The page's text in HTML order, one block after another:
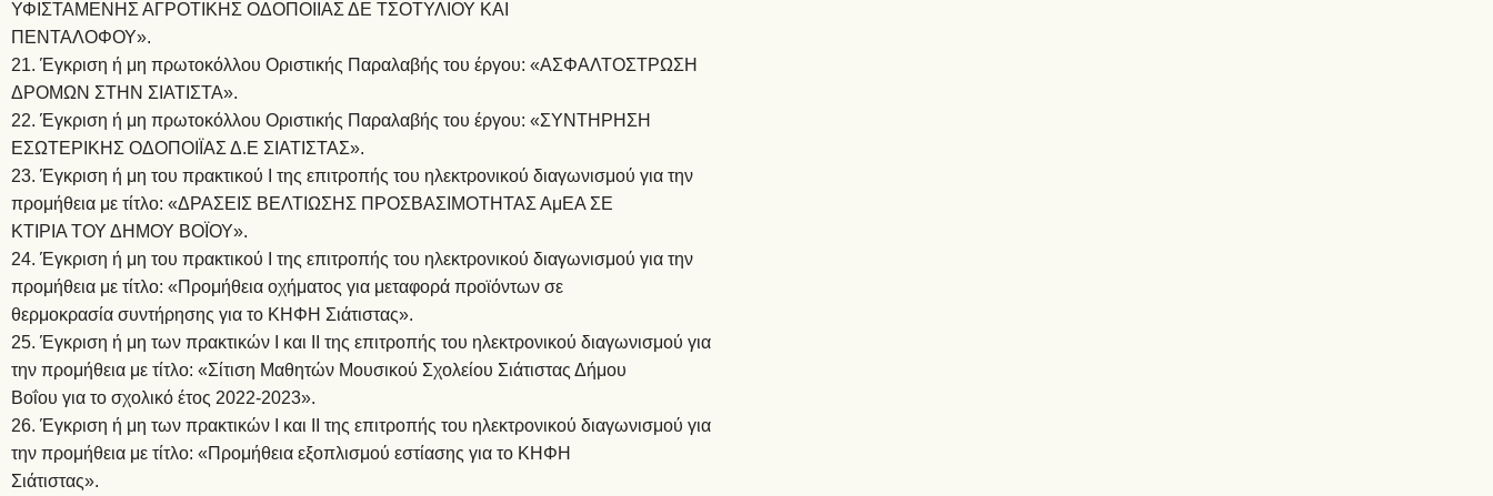
ΥΦΙΣΤΑΜΕΝΗΣ ΑΓΡΟΤΙΚΗΣ ΟΔΟΠΟΙΙΑΣ ΔΕ ΤΣΟΤΥΛΙΟΥ ΚΑΙ
ΠΕΝΤΑΛΟΦΟΥ».
21. Έγκριση ή μη πρωτοκόλλου Οριστικής Παραλαβής του έργου: «ΑΣΦΑΛΤΟΣΤΡΩΣΗ
ΔΡΟΜΩΝ ΣΤΗΝ ΣΙΑΤΙΣΤΑ».
22. Έγκριση ή μη πρωτοκόλλου Οριστικής Παραλαβής του έργου: «ΣΥΝΤΗΡΗΣΗ
ΕΣΩΤΕΡΙΚΗΣ ΟΔΟΠΟΙΪΑΣ Δ.Ε ΣΙΑΤΙΣΤΑΣ».
23. Έγκριση ή μη του πρακτικού Ι της επιτροπής του ηλεκτρονικού διαγωνισμού για την
προμήθεια με τίτλο: «ΔΡΑΣΕΙΣ ΒΕΛΤΙΩΣΗΣ ΠΡΟΣΒΑΣΙΜΟΤΗΤΑΣ ΑμΕΑ ΣΕ
ΚΤΙΡΙΑ ΤΟΥ ΔΗΜΟΥ ΒΟΪΟΥ».
24. Έγκριση ή μη του πρακτικού Ι της επιτροπής του ηλεκτρονικού διαγωνισμού για την
προμήθεια με τίτλο: «Προμήθεια οχήματος για μεταφορά προϊόντων σε
θερμοκρασία συντήρησης για το ΚΗΦΗ Σιάτιστας».
25. Έγκριση ή μη των πρακτικών Ι και ΙΙ της επιτροπής του ηλεκτρονικού διαγωνισμού για
την προμήθεια με τίτλο: «Σίτιση Μαθητών Μουσικού Σχολείου Σιάτιστας Δήμου
Βοΐου για το σχολικό έτος 2022-2023».
26. Έγκριση ή μη των πρακτικών Ι και ΙΙ της επιτροπής του ηλεκτρονικού διαγωνισμού για
την προμήθεια με τίτλο: «Προμήθεια εξοπλισμού εστίασης για το ΚΗΦΗ
Σιάτιστας».